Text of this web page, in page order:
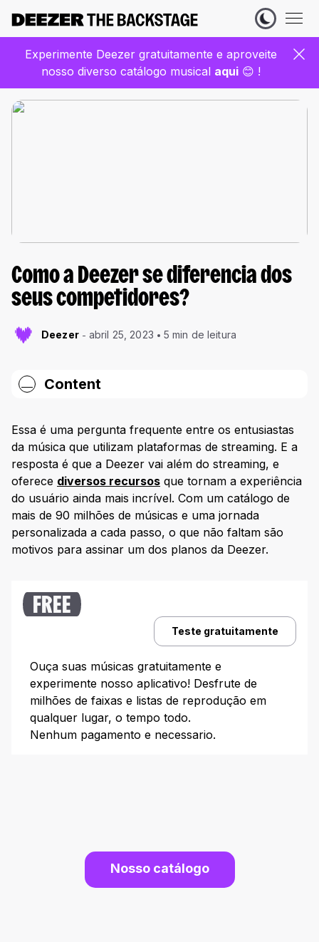
Experimente Deezer gratuitamente e aproveite
nosso diverso catálogo musical aqui 😊 !
Como a Deezer se diferencia dos
seus competidores?
Deezer abril 25, 2023 5 min de leitura
Content
Deezer
Som de Altíssima Qualidade é na Deezer
Descubra seus novos sons favoritos com o Flow
SongCatcher
Transfira sua música
Essa é uma pergunta frequente entre os entusiastas
da música que utilizam plataformas de streaming. E a
resposta é que a Deezer vai além do streaming, e
oferece diversos recursos que tornam a experiência
do usuário ainda mais incrível. Com um catálogo de
mais de 90 milhões de músicas e uma jornada
personalizada a cada passo, o que não faltam são
motivos para assinar um dos planos da Deezer.
FREE
Teste gratuitamente
Ouça suas músicas gratuitamente e
experimente nosso aplicativo! Desfrute de
milhões de faixas e listas de reprodução em
qualquer lugar, o tempo todo.
Nenhum pagamento e necessario.
Nosso catálogo